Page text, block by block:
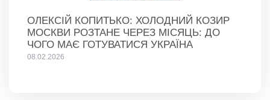
ОЛЕКСІЙ КОПИТЬКО: ХОЛОДНИЙ КОЗИР
МОСКВИ РОЗТАНЕ ЧЕРЕЗ МІСЯЦЬ: ДО
ЧОГО МАЄ ГОТУВАТИСЯ УКРАЇНА
08.02.2026